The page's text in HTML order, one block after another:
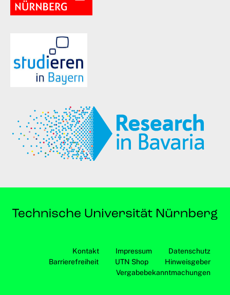
Kontakt Impressum
Datenschutz
Barrierefreiheit
UTN Shop
Hinweisgeber
Vergabebekanntmachungen